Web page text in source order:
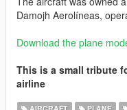
Damojh Aerolíneas,
Download the plane
This is a small tribute
airline